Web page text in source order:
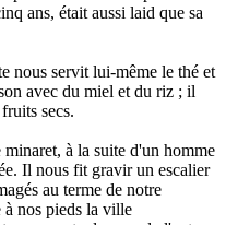
ans, était aussi laid que sa
nous servit lui-même le thé et
avec du miel et du riz ; il
secs.
à la suite d'un homme
Il nous fit gravir un escalier
au terme de notre
à nos pieds la ville